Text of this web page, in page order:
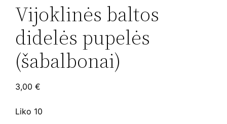
Vijoklinės baltos
didelės pupelės
(šabalbonai)
3,00€
Liko 10